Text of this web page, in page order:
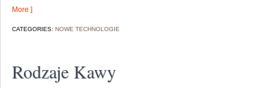
More ]
CATEGORIES: NOWE TECHNOLOGIE
Rodzaje Kawy